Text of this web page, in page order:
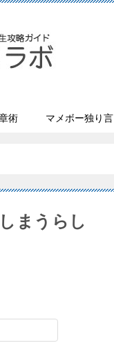
術 マメボー独り言
まうらし